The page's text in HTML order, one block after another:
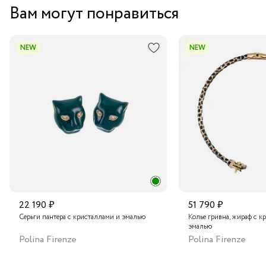
Вам могут понравиться
NEW
22 190 ₽
Серьги пантера с кристаллами и эмалью
Polina Firenze
NEW
51 790 ₽
Колье гривна, жираф с
эмалью
Polina Firenze